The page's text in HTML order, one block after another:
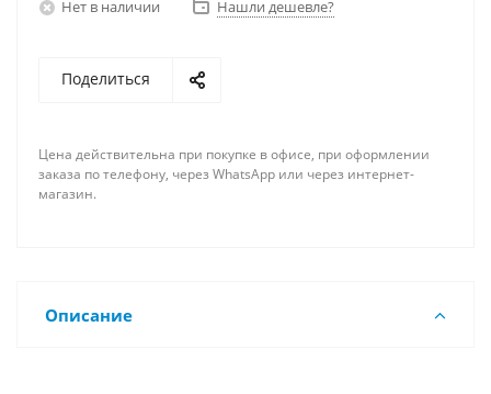
Нет в наличии Нашли дешевле?
Поделиться
Цена действительна при покупке в офисе, при оформлении
заказа по телефону, через WhatsApp или через интернет-
магазин.
Описание